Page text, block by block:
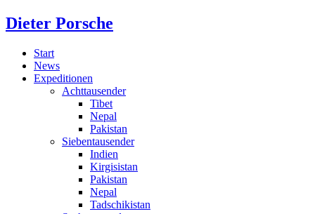
Dieter Porsche
Start
News
Expeditionen
Achttausender
Tibet
Nepal
Pakistan
Siebentausender
Indien
Kirgisistan
Pakistan
Nepal
Tadschikistan